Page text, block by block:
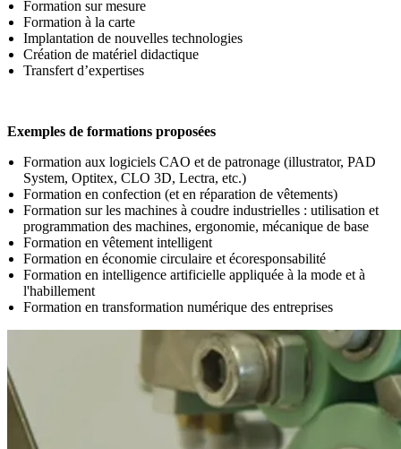
Formation sur mesure
Formation à la carte
Implantation de nouvelles technologies
Création de matériel didactique
Transfert d’expertises
Exemples de formations proposées
Formation aux logiciels CAO et de patronage (illustrator, PAD
System, Optitex, CLO 3D, Lectra, etc.)
Formation en confection (et en réparation de vêtements)
Formation sur les machines à coudre industrielles : utilisation et
programmation des machines, ergonomie, mécanique de base
Formation en vêtement intelligent
Formation en économie circulaire et écoresponsabilité
Formation en intelligence artificielle appliquée à la mode et à
l'habillement
Formation en transformation numérique des entreprises